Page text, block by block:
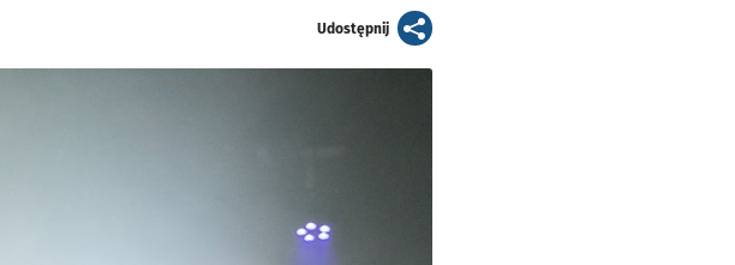
Udostępnijartykuł